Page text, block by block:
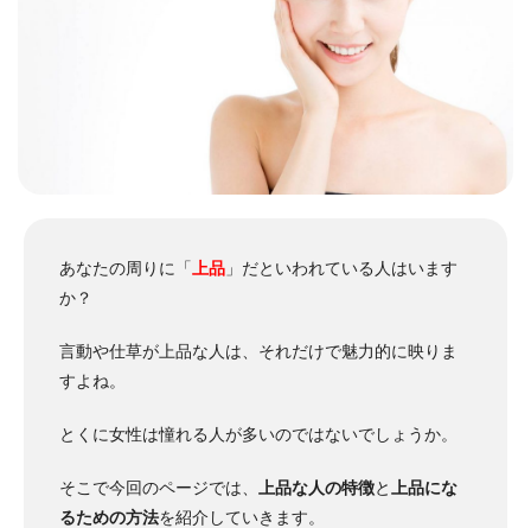
あなたの周りに「 上品 」だといわれている人はいます
か？
言動や仕草が上品な人は、それだけで魅力的に映りま
すよね。
とくに女性は憧れる人が多いのではないでしょうか。
そこで今回のページでは、 上品な人の特徴と
上品にな
るための方法を紹介していきます。